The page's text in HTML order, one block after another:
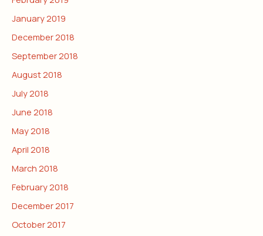
January 2019
December 2018
September 2018
August 2018
July 2018
June 2018
May 2018
April 2018
March 2018
February 2018
December 2017
October 2017